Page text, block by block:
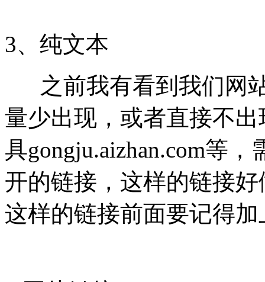
3、纯文本
之前我有看到我们网
量少出现，或者直接不
具gongju.aizhan.com等
开的链接，这样的链接
这样的链接前面要记得